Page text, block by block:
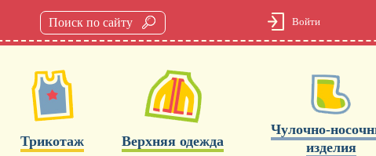
Войти
Трикотаж Верхняя одежда
Чулочно-
изделия